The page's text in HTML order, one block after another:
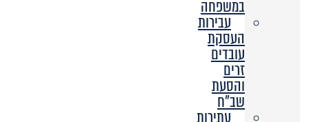
במשפחה
עבירות
העסקת
עובדים
זרים
והסעת
שב”ח
עתירות